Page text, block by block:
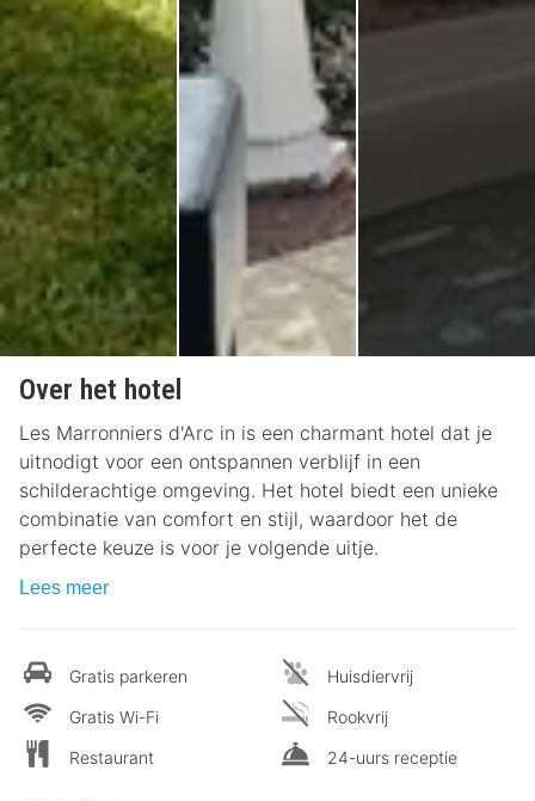
Over het hotel
Les Marronniers d'Arc in is een charmant hotel dat je
uitnodigt voor een ontspannen verblijf in een
schilderachtige omgeving. Het hotel biedt een unieke
combinatie van comfort en stijl, waardoor het de
perfecte keuze is voor je volgende uitje.
Lees meer
Gratis parkeren
Gratis Wi-Fi
Restaurant
Huisdiervrij
Rookvrij
24-uurs receptie